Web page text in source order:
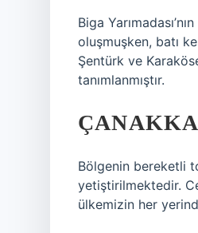
Biga
oluşmuşken, batı
Şentürk ve
tanımlanmıştır.
Bölgenin bereketli
yetiştirilmektedir.
ülkemizin her